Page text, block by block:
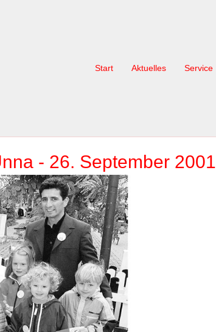
Start Aktuelles Service
- 26. September 2001